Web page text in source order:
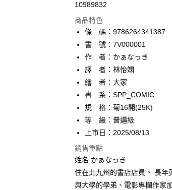
AFTEE先享後付
相關說明
AFTEE先享後付是「在收到商品
便利好安心！
１．簡單：不需註冊會員、不需綁
２．便利：只要手機號碼，簡訊認
３．安心：先確認商品／服務後，
１．於結帳方式選擇「AFTEE先
付」結帳頁面，進行簡訊認證並確
３．收到繳費通知簡訊後14天內
／ATM／網路銀行／等多元方式進
※ 請注意：結帳手續完成當下不
絡購買商品的店家。未經商家同
先享後付繳納相關費用。
ATM付款
運送方式
全家取貨付款
每筆NT$80，滿NT$500(含以
每筆NT$80，滿NT$500(含以
萊爾富取貨付款
每筆NT$80，滿NT$500(含以
10989832
商品特色
條 碼：9786264341387
書 號：7V000001
作 者：かぁなっき
譯 者：林怡嫻
繪 者：大家
書 系：SPP_COMIC
規 格：菊16開(25K)
等 級：普遍級
上市日：2025/08/13
銷售重點
姓名:かぁなっき
住在北九州的書店店員。 長年
與大學的學弟、電影專欄作家